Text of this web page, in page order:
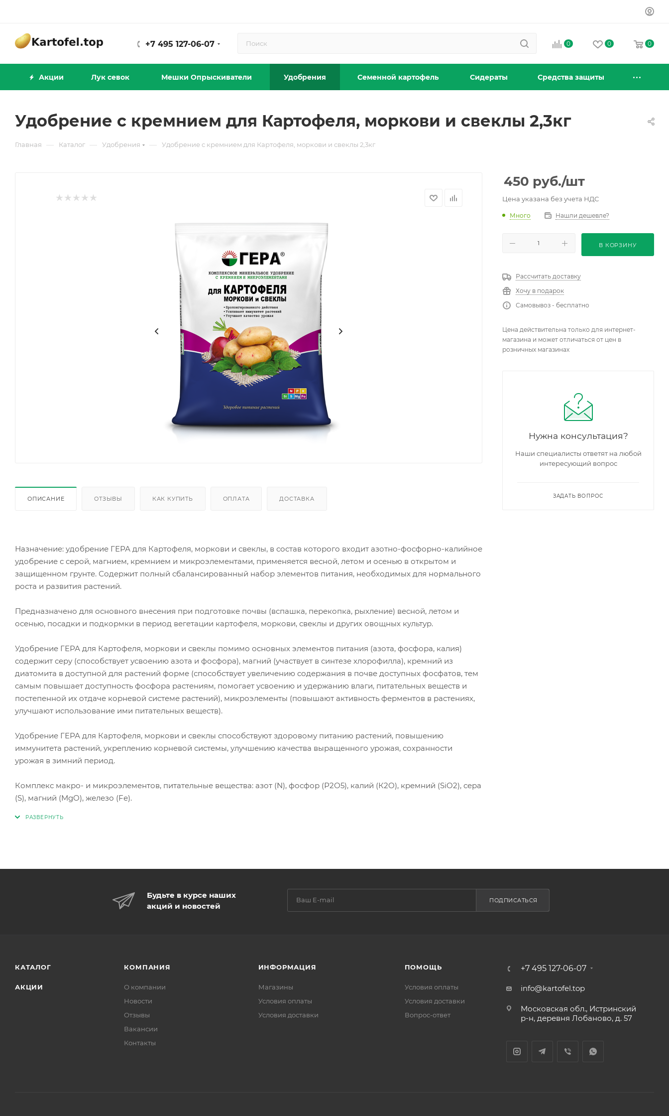
+7 495 127-06-07 0 0 0
Акции Лук севок Мешки Опрыскиватели Удобрения Семенной картофель Сидераты Средства защиты
Удобрение с кремнием для Картофеля, моркови и свеклы 2,3кг
Главная — Каталог — Удобрения — Удобрение с кремнием для Картофеля, моркови и свеклы 2,3кг
ОПИСАНИЕ ОТЗЫВЫ КАК КУПИТЬ ОПЛАТА ДОСТАВКА
Назначение: удобрение ГЕРА для Картофеля, моркови и свеклы, в состав которого входит азотно-фосфорно-калийное
удобрение с серой, магнием, кремнием и микроэлементами, применяется весной, летом и осенью в открытом и
защищенном грунте. Содержит полный сбалансированный набор элементов питания, необходимых для нормального
роста и развития растений.
Предназначено для основного внесения при подготовке почвы (вспашка, перекопка, рыхление) весной, летом и
осенью, посадки и подкормки в период вегетации картофеля, моркови, свеклы и других овощных культур.
Удобрение ГЕРА для Картофеля, моркови и свеклы помимо основных элементов питания (азота, фосфора, калия)
содержит серу (способствует усвоению азота и фосфора), магний (участвует в синтезе хлорофилла), кремний из
диатомита в доступной для растений форме (способствует увеличению содержания в почве доступных фосфатов, тем
самым повышает доступность фосфора растениям, помогает усвоению и удержанию влаги, питательных веществ и
постепенной их отдаче корневой системе растений), микроэлементы (повышают активность ферментов в растениях,
улучшают использование ими питательных веществ).
Удобрение ГЕРА для Картофеля, моркови и свеклы способствуют здоровому питанию растений, повышению
иммунитета растений, укреплению корневой системы, улучшению качества выращенного урожая, сохранности
урожая в зимний период.
Комплекс макро- и микроэлементов, питательные вещества: азот (N), фосфор (Р2О5), калий (К2O), кремний (SiO2), сера
(S), магний (MgO), железо (Fе).
450 руб./шт
Цена указана без учета НДС
Много Нашли дешевле?
В КОРЗИНУ
Рассчитать доставку
Хочу в подарок
Самовывоз - бесплатно
Цена действительна только для интернет-
магазина и может отличаться от цен в
розничных магазинах
Нужна консультация?
Наши специалисты ответят на любой
интересующий вопрос
ЗАДАТЬ ВОПРОС
Будьте в курсе наших
акций и новостей
ПОДПИСАТЬСЯ
КАТАЛОГ
АКЦИИ
КОМПАНИЯ
О компании
Новости
Отзывы
Вакансии
Контакты
ИНФОРМАЦИЯ
Магазины
Условия оплаты
Условия доставки
ПОМОЩЬ
Условия оплаты
Условия доставки
Вопрос-ответ
+7 495 127-06-07
info@kartofel.top
Московская обл., Истринский
р-н, деревня Лобаново, д. 57